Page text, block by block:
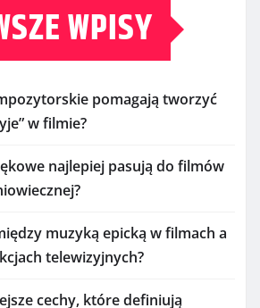
WPISY
pomagają tworzyć
w filmie?
najlepiej pasują do filmów
muzyką epicką w filmach a
telewizyjnych?
cechy, które definiują